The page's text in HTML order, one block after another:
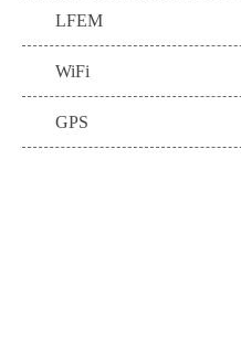
LFEM
WiFi
GPS